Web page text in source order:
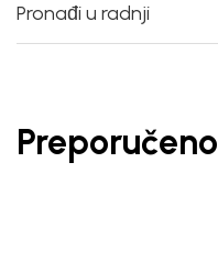
Pronađi u radnji
Preporučeno